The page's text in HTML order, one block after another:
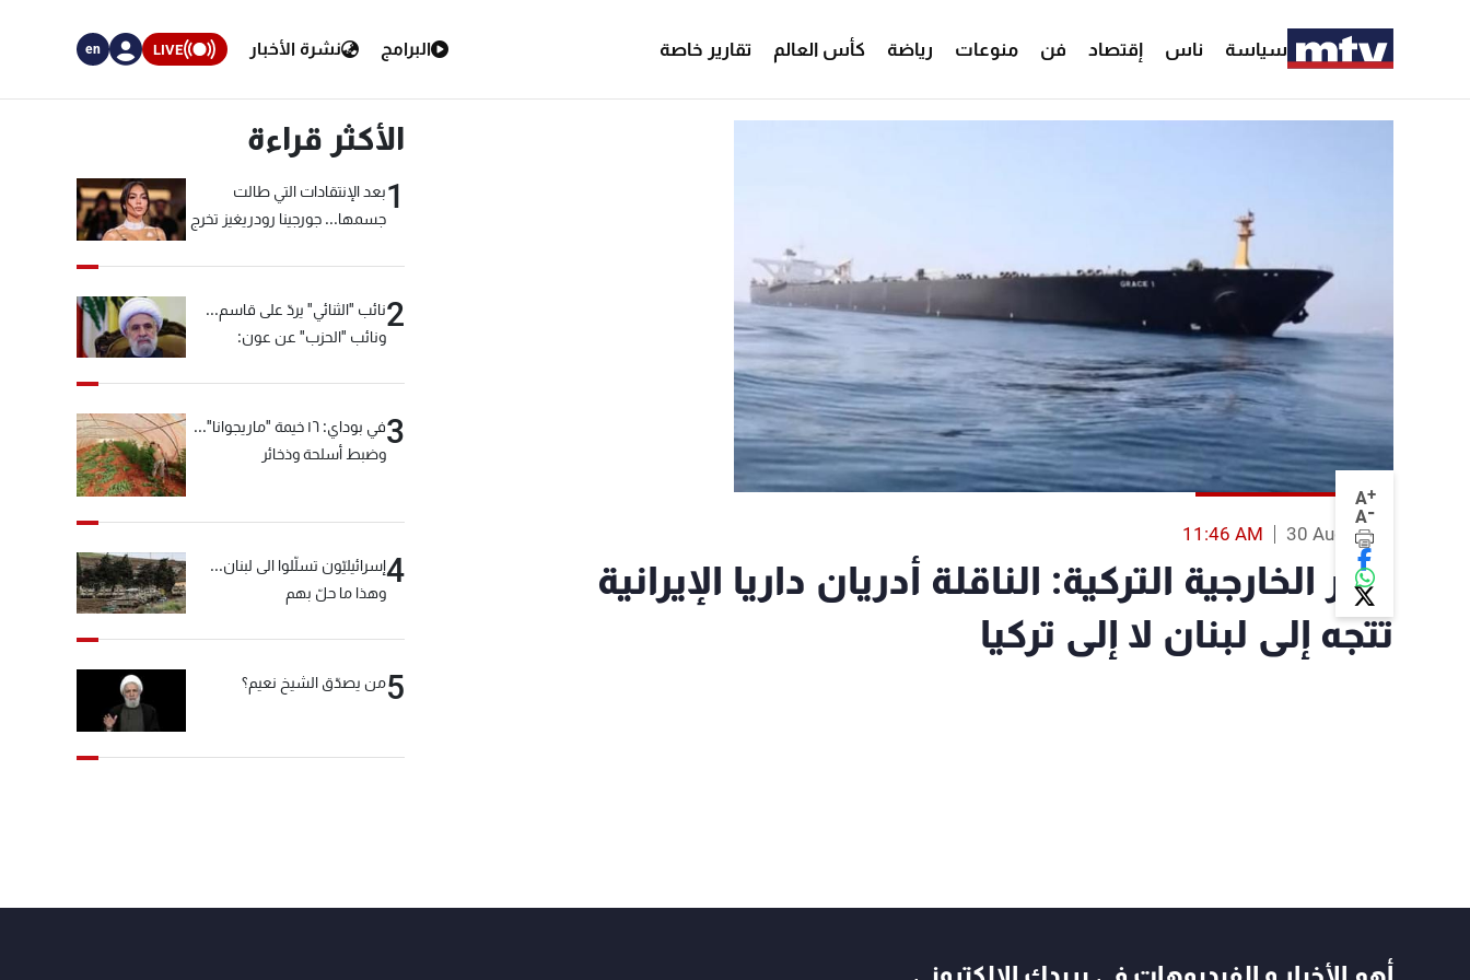
سياسة ناس إقتصاد فن منوعات رياضة كأس العالم تقارير خاصة البرامج نشرة الأخبار LIVE
en
A+
A-
30 Aug 2019
11:46 AM
وزير الخارجية التركية: الناقلة أدريان داريا الإيرانية
تتجه إلى لبنان لا إلى تركيا
الأكثر قراءة
1بعد الإنتقادات التي طالت
جسمها... جورجينا رودريغيز تخرج
2نائب "الثنائي" يردّ على قاسم...
ونائب "الحزب" عن عون:
3
في بوداي: ١٦ خيمة "ماريجوانا"...
وضبط أسلحة وذخائر
4إسرائيليّون تسلّلوا الى لبنان...
وهذا ما حلّ بهم
5من يصدّق الشيخ نعيم؟